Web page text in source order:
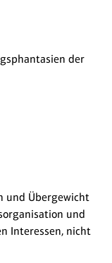
der
und Übergewicht
und
Interessen, nicht